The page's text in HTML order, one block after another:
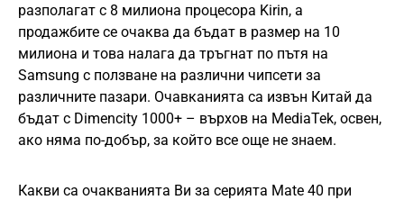
разполагат с 8 милиона процесора Kirin, а
продажбите се очаква да бъдат в размер на 10
милиона и това налага да тръгнат по пътя на
Samsung с ползване на различни чипсети за
различните пазари. Очавканията са извън Китай да
бъдат с Dimencity 1000+ – върхов на MediaTek, освен,
ако няма по-добър, за който все още не знаем.
Какви са очакванията Ви за серията Mate 40 при